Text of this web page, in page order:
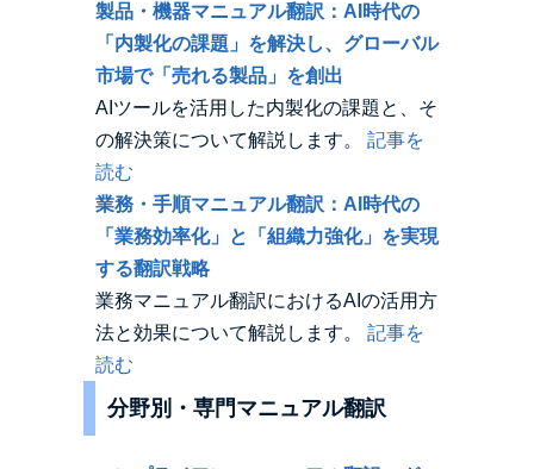
製品・機器マニュアル翻訳：AI時代の
「内製化の課題」を解決し、グローバル
市場で「売れる製品」を創出
AIツールを活用した内製化の課題と、そ
の解決策について解説します。 記事を
読む
業務・手順マニュアル翻訳：AI時代の
「業務効率化」と「組織力強化」を実現
する翻訳戦略
業務マニュアル翻訳におけるAIの活用方
法と効果について解説します。 記事を
読む
分野別・専門マニュアル翻訳